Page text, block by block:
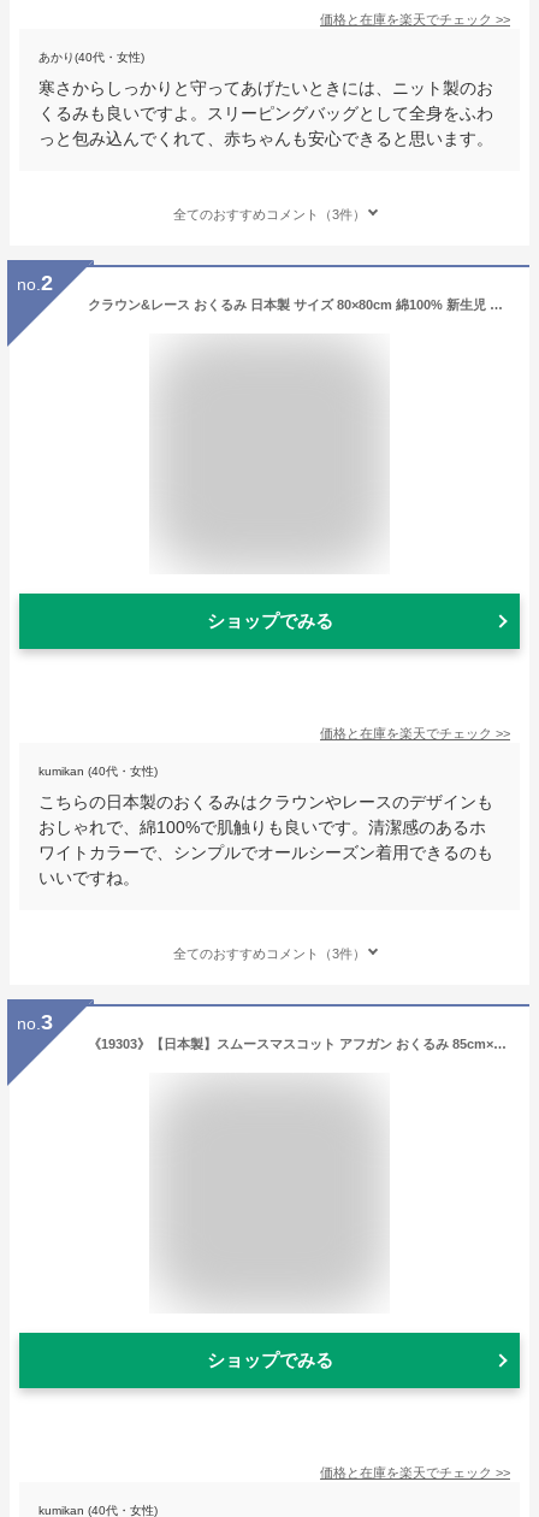
価格と在庫を楽天でチェック >>
あかり(40代・女性)
寒さからしっかりと守ってあげたいときには、ニット製のお
くるみも良いですよ。スリーピングバッグとして全身をふわ
っと包み込んでくれて、赤ちゃんも安心できると思います。
全てのおすすめコメント（3件）
no. 2
クラウン&レース おくるみ 日本製 サイズ 80×80cm 綿100% 新生児 赤ちゃん ベビー 用品 男の子 女の子 出産準備 お祝い 退院 お宮参り 可愛い セレモニー 春 夏 秋 冬 ホワイト シンプル おしゃれ 刺繍 リボン 白 オールシーズン
ショップでみる
価格と在庫を楽天でチェック >>
kumikan (40代・女性)
こちらの日本製のおくるみはクラウンやレースのデザインも
おしゃれで、綿100%で肌触りも良いです。清潔感のあるホ
ワイトカラーで、シンプルでオールシーズン着用できるのも
いいですね。
全てのおすすめコメント（3件）
no. 3
《19303》【日本製】スムースマスコット アフガン おくるみ 85cm×85cm 冬 あったか ベビー 服 新生児 出産 準備 退院 お宮参り 男の子 女の子 お祝い 記念日 記念撮影 ギフト お披露目 プレゼント ピンク ブルー ホワイト 【月間優良ショップ】
ショップでみる
価格と在庫を楽天でチェック >>
kumikan (40代・女性)